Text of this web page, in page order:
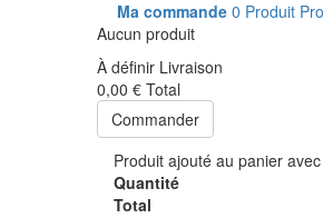
Ma commande 0 Produit
Aucun produit
À définir Livraison
0,00 € Total
Commander
Produit ajouté au panier
Quantité
Total